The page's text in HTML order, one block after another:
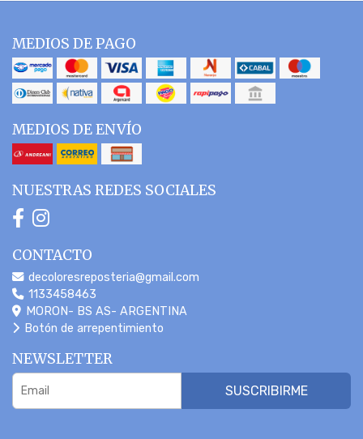
MEDIOS DE PAGO
MEDIOS DE ENVÍO
NUESTRAS REDES SOCIALES
CONTACTO
decoloresreposteria@gmail.com
1133458463
MORON- BS AS- ARGENTINA
Botón de arrepentimiento
NEWSLETTER
SUSCRIBIRME